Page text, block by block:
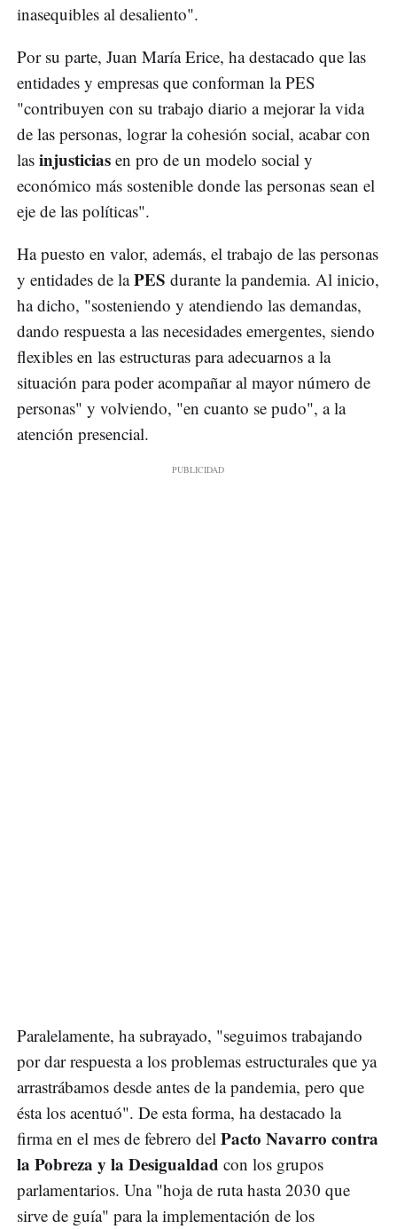
inasequibles al desaliento".
Por su parte, Juan María Erice, ha destacado que las
entidades y empresas que conforman la PES
"contribuyen con su trabajo diario a mejorar la vida
de las personas, lograr la cohesión social, acabar con
las injusticias en pro de un modelo social y
económico más sostenible donde las personas sean el
eje de las políticas".
Ha puesto en valor, además, el trabajo de las personas
y entidades de laPES durante la pandemia. Al inicio,
ha dicho, "sosteniendo y atendiendo las demandas,
dando respuesta a las necesidades emergentes, siendo
flexibles en las estructuras para adecuarnos a la
situación para poder acompañar al mayor número de
personas" y volviendo, "en cuanto se pudo", a la
atención presencial.
Paralelamente, ha subrayado, "seguimos trabajando
por dar respuesta a los problemas estructurales que ya
arrastrábamos desde antes de la pandemia, pero que
ésta los acentuó". De esta forma, ha destacado la
firma en el mes de febrero del Pacto Navarro contra
la Pobreza y la Desigualdad con los grupos
parlamentarios. Una "hoja de ruta hasta 2030 que
sirve de guía" para la implementación de los